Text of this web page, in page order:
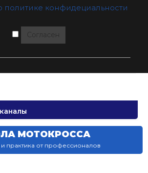
политике конфидециальности
Согласен
МОТОКРОССА
практика от профессионалов